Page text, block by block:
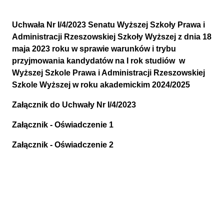
Uchwała Nr I/4/2023 Senatu Wyższej Szkoły Prawa i
Administracji Rzeszowskiej Szkoły Wyższej z dnia 18
maja 2023 roku w sprawie warunków i trybu
przyjmowania kandydatów na I rok studiów w
Wyższej Szkole Prawa i Administracji Rzeszowskiej
Szkole Wyższej w roku akademickim 2024/2025
Załącznik do Uchwały Nr I/4/2023
Załącznik - Oświadczenie 1
Załącznik - Oświadczenie 2